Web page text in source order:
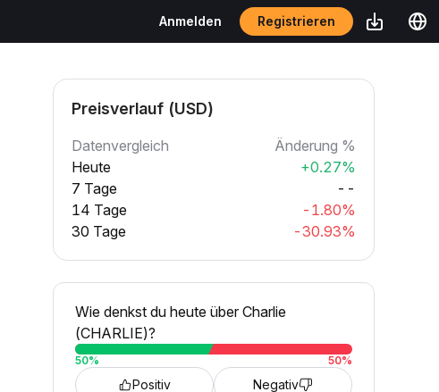
Anmelden Registrieren
Preisverlauf (USD)
Datenvergleich
Änderung %
Heute
+0.27%
7 Tage
--
14 Tage
-1.80%
30 Tage
-30.93%
Wie denkst du heute über Charlie
(CHARLIE)?
50% 50%
Positiv Negativ